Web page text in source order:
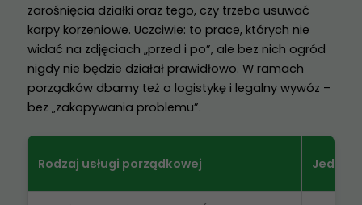
zarośnięcia działki oraz tego, czy trzeba usuwać
karpy korzeniowe. Uczciwie: to prace, których nie
widać na zdjęciach „przed i po”, ale bez nich ogród
nigdy nie będzie działał prawidłowo. W ramach
porządków dbamy też o logistykę i legalny wywóz –
bez „zakopywania problemu”.
Rodzaj usługi porządkowej